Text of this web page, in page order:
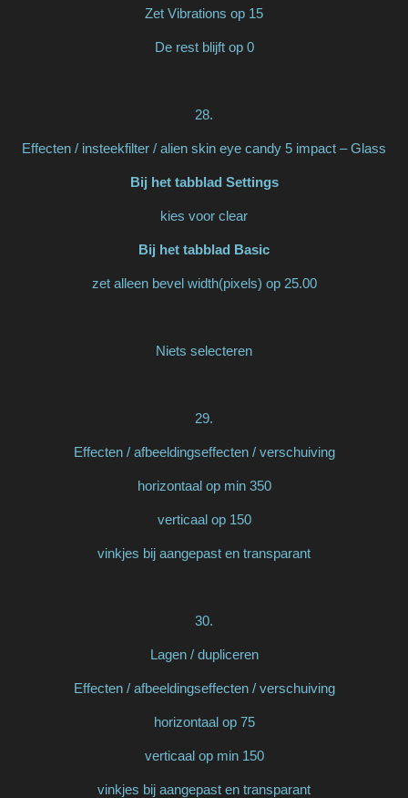
Zet Vibrations op 15
De rest blijft op 0
28.
Effecten / insteekfilter / alien skin eye candy 5 impact – Glass
Bij het tabblad Settings
kies voor clear
Bij het tabblad Basic
zet alleen bevel width(pixels) op 25.00
Niets selecteren
29.
Effecten / afbeeldingseffecten / verschuiving
horizontaal op min 350
verticaal op 150
vinkjes bij aangepast en transparant
30.
Lagen / dupliceren
Effecten / afbeeldingseffecten / verschuiving
horizontaal op 75
verticaal op min 150
vinkjes bij aangepast en transparant